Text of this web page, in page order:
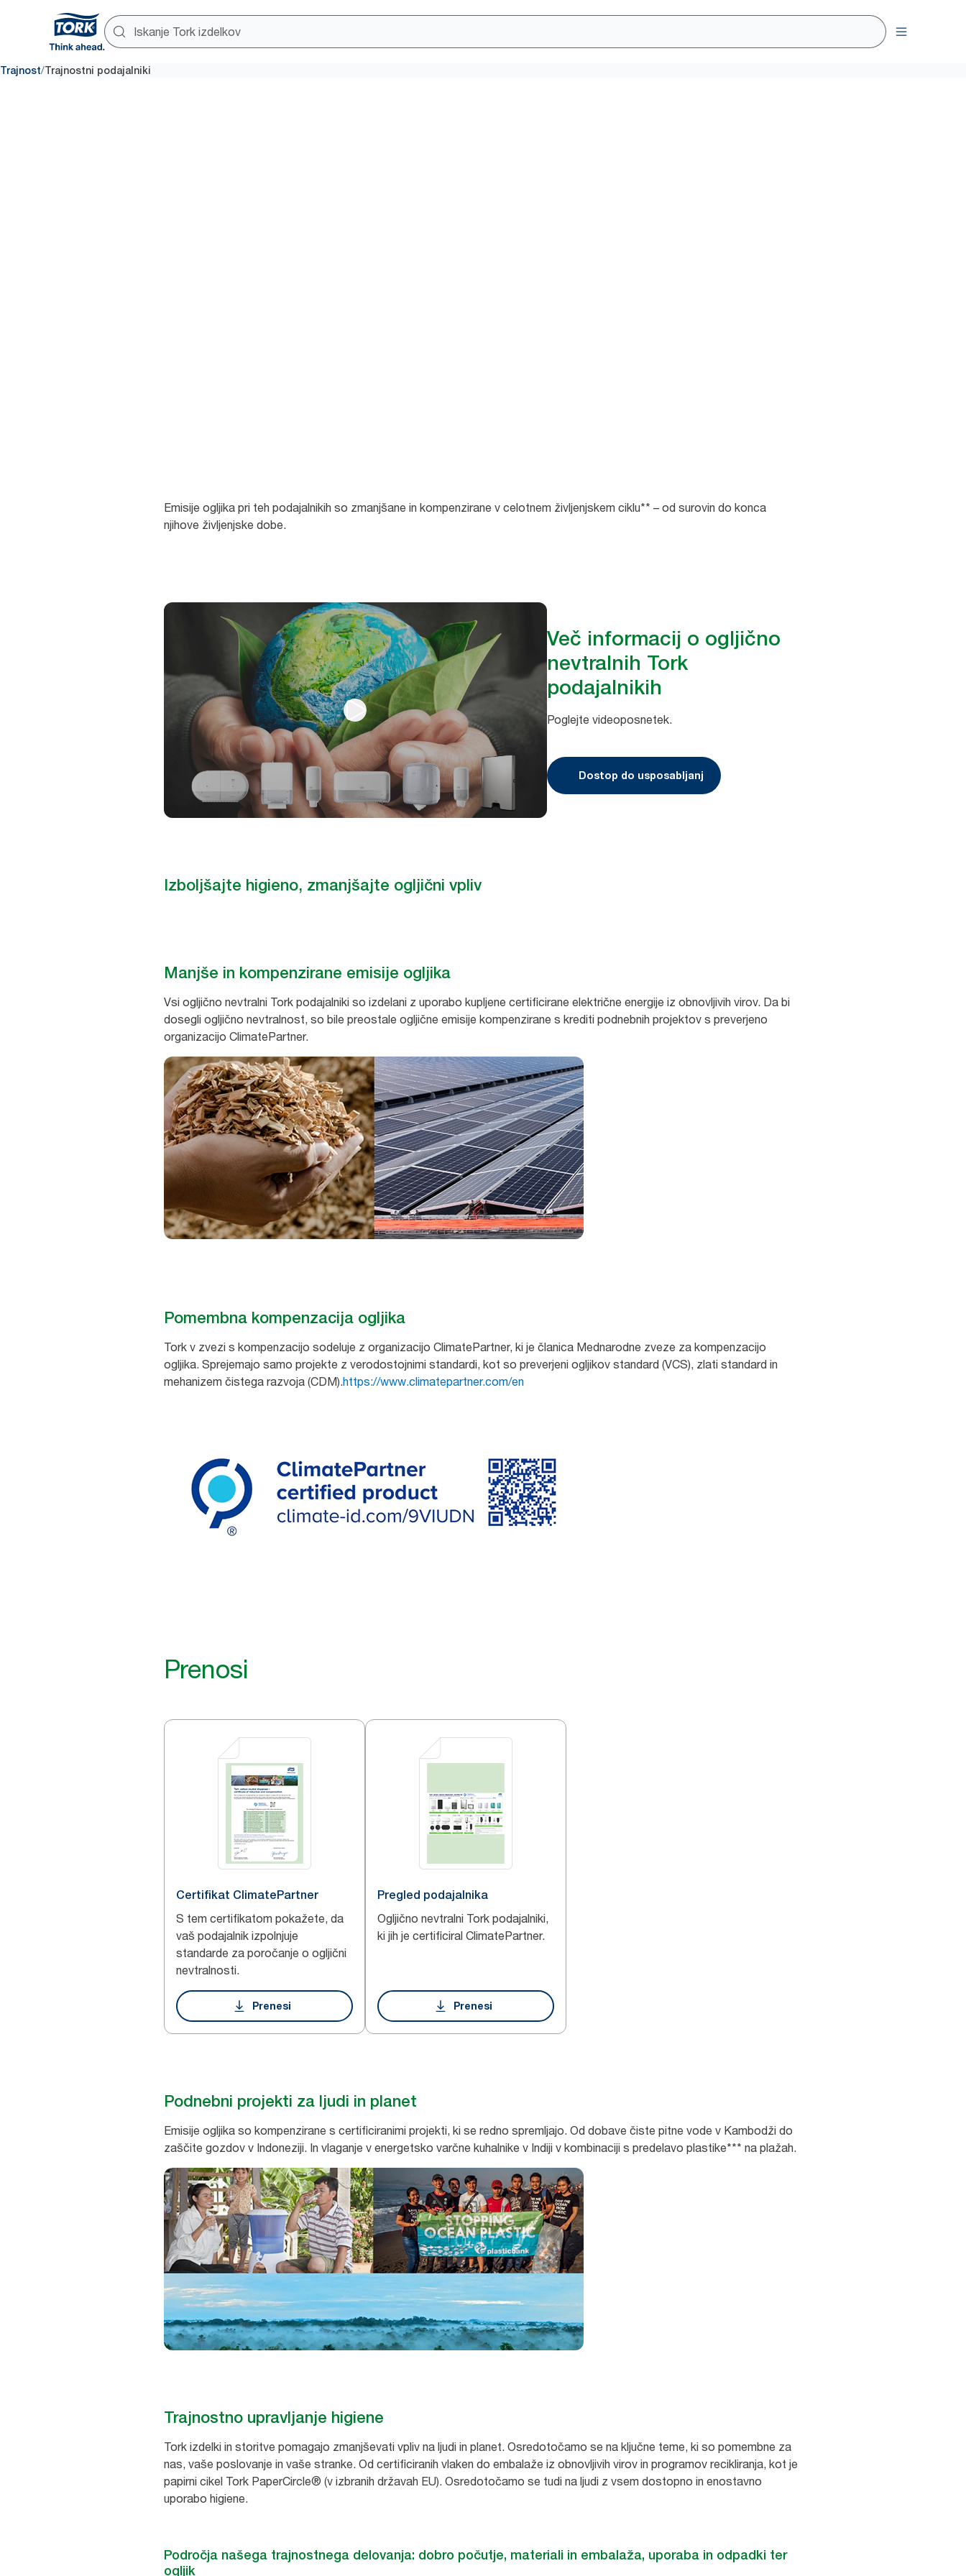
Trajnost/Trajnostni podajalniki
Emisije ogljika pri teh podajalnikih so zmanjšane in kompenzirane v celotnem življenjskem ciklu** – od surovin do konca
njihove življenjske dobe.
Več informacij o ogljično
nevtralnih Tork
podajalnikih
Poglejte videoposnetek.
Dostop do usposabljanj
Izboljšajte higieno, zmanjšajte ogljični vpliv
Manjše in kompenzirane emisije ogljika
Vsi ogljično nevtralni Tork podajalniki so izdelani z uporabo kupljene certificirane električne energije iz obnovljivih virov. Da bi
dosegli ogljično nevtralnost, so bile preostale ogljične emisije kompenzirane s krediti podnebnih projektov s preverjeno
organizacijo ClimatePartner.
Pomembna kompenzacija ogljika
Tork v zvezi s kompenzacijo sodeluje z organizacijo ClimatePartner, ki je članica Mednarodne zveze za kompenzacijo
ogljika. Sprejemajo samo projekte z verodostojnimi standardi, kot so preverjeni ogljikov standard (VCS), zlati standard in
mehanizem čistega razvoja (CDM).https://www.climatepartner.com/en
Prenosi
Certifikat ClimatePartner
S tem certifikatom pokažete, da
vaš podajalnik izpolnjuje
standarde za poročanje o ogljični
nevtralnosti.
Prenesi
Pregled podajalnika
Ogljično nevtralni Tork podajalniki,
ki jih je certificiral ClimatePartner.
Prenesi
Podnebni projekti za ljudi in planet
Emisije ogljika so kompenzirane s certificiranimi projekti, ki se redno spremljajo. Od dobave čiste pitne vode v Kambodži do
zaščite gozdov v Indoneziji. In vlaganje v energetsko varčne kuhalnike v Indiji v kombinaciji s predelavo plastike*** na plažah.
Trajnostno upravljanje higiene
Tork izdelki in storitve pomagajo zmanjševati vpliv na ljudi in planet. Osredotočamo se na ključne teme, ki so pomembne za
nas, vaše poslovanje in vaše stranke. Od certificiranih vlaken do embalaže iz obnovljivih virov in programov recikliranja, kot je
papirni cikel Tork PaperCircle® (v izbranih državah EU). Osredotočamo se tudi na ljudi z vsem dostopno in enostavno
uporabo higiene.
Področja našega trajnostnega delovanja: dobro počutje, materiali in embalaža, uporaba in odpadki ter
ogljik